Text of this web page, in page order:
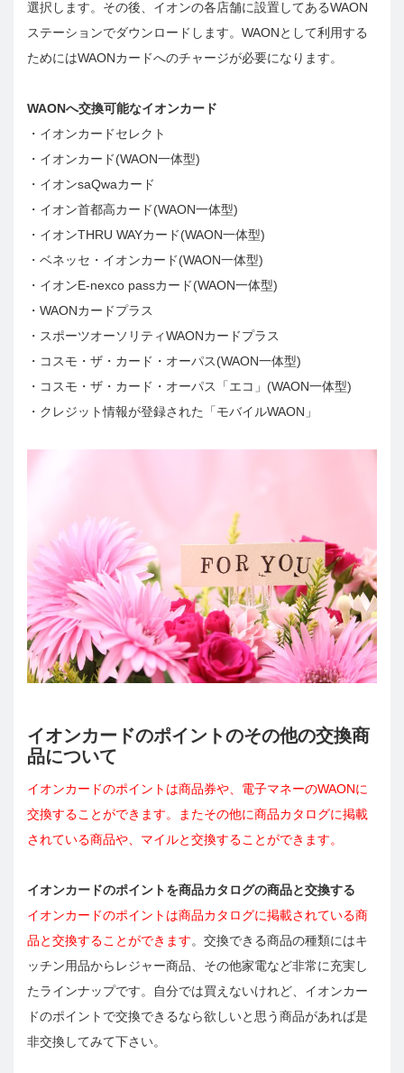
選択します。その後、イオンの各店舗に設置してあるWAON
ステーションでダウンロードします。WAONとして利用する
ためにはWAONカードへのチャージが必要になります。
WAONへ交換可能なイオンカード
・イオンカードセレクト
・イオンカード(WAON一体型)
・イオンsaQwaカード
・イオン首都高カード(WAON一体型)
・イオンTHRU WAYカード(WAON一体型)
・ベネッセ・イオンカード(WAON一体型)
・イオンE-nexco passカード(WAON一体型)
・WAONカードプラス
・スポーツオーソリティWAONカードプラス
・コスモ・ザ・カード・オーパス(WAON一体型)
・コスモ・ザ・カード・オーパス「エコ」(WAON一体型)
・クレジット情報が登録された「モバイルWAON」
イオンカードのポイントのその他の交換商
品について
イオンカードのポイントは商品券や、電子マネーのWAONに
交換することができます。またその他に商品カタログに掲載
されている商品や、マイルと交換することができます。
イオンカードのポイントを商品カタログの商品と交換する
イオンカードのポイントは商品カタログに掲載されている商
品と交換することができます。交換できる商品の種類にはキ
ッチン用品からレジャー商品、その他家電など非常に充実し
たラインナップです。自分では買えないけれど、イオンカー
ドのポイントで交換できるなら欲しいと思う商品があれば是
非交換してみて下さい。